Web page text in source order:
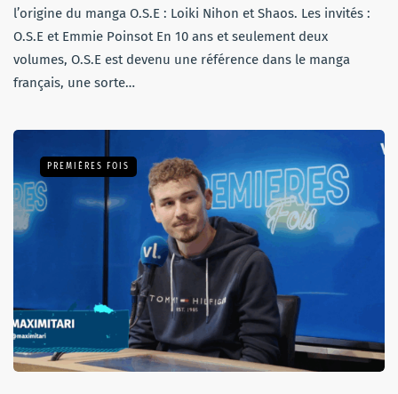
l’origine du manga O.S.E : Loiki Nihon et Shaos. Les invités :
O.S.E et Emmie Poinsot En 10 ans et seulement deux
volumes, O.S.E est devenu une référence dans le manga
français, une sorte…
PREMIÈRES FOIS